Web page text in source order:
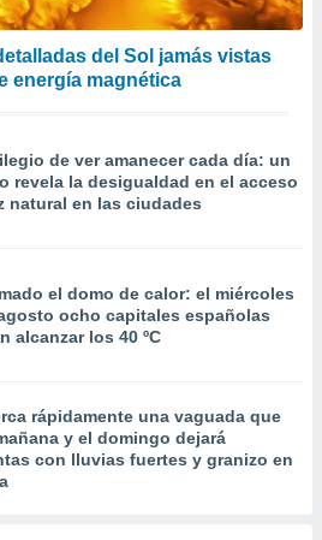
del Sol jamás vistas
energía magnética
de ver amanecer cada día: un
revela la desigualdad en el acceso
natural en las ciudades
el domo de calor: el miércoles
ocho capitales españolas
alcanzar los 40 ºC
rápidamente una vaguada que
y el domingo dejará
con lluvias fuertes y granizo en